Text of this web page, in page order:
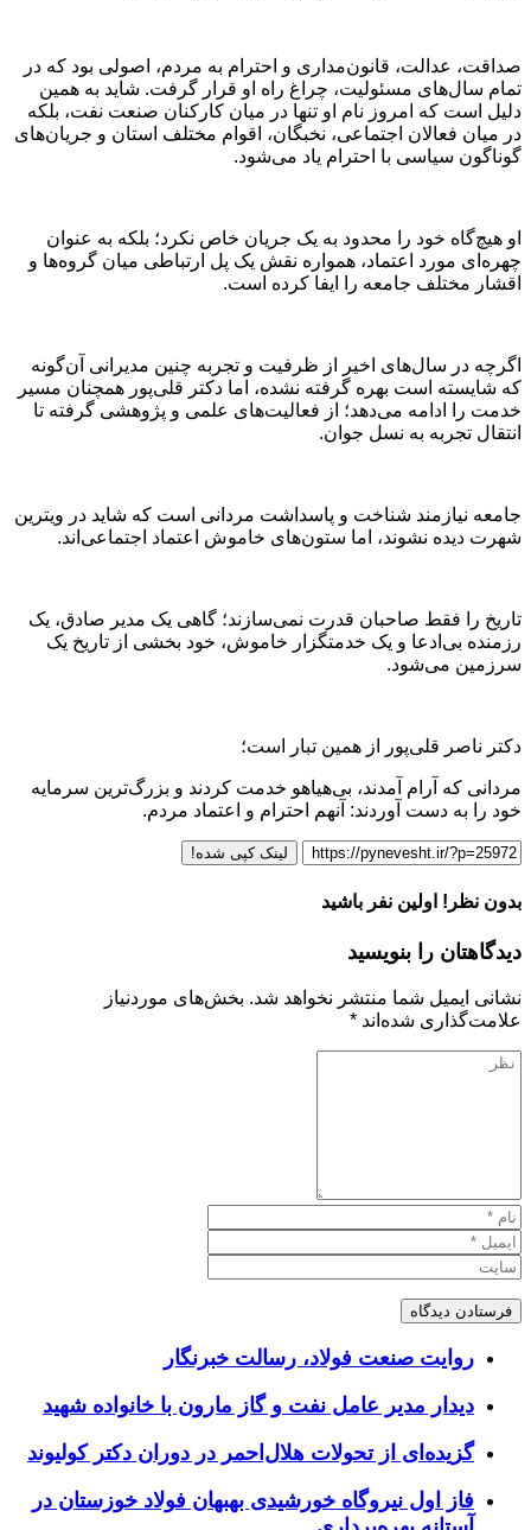
صداقت، عدالت، قانون‌مداری و احترام به مردم، اصولی بود که در
تمام سال‌های مسئولیت، چراغ راه او قرار گرفت. شاید به همین
دلیل است که امروز نام او تنها در میان کارکنان صنعت نفت، بلکه
در میان فعالان اجتماعی، نخبگان، اقوام مختلف استان و جریان‌های
گوناگون سیاسی با احترام یاد می‌شود.
او هیچ‌گاه خود را محدود به یک جریان خاص نکرد؛ بلکه به عنوان
چهره‌ای مورد اعتماد، همواره نقش یک پل ارتباطی میان گروه‌ها و
اقشار مختلف جامعه را ایفا کرده است.
اگرچه در سال‌های اخیر از ظرفیت و تجربه چنین مدیرانی آن‌گونه
که شایسته است بهره گرفته نشده، اما دکتر قلی‌پور همچنان مسیر
خدمت را ادامه می‌دهد؛ از فعالیت‌های علمی و پژوهشی گرفته تا
انتقال تجربه به نسل جوان.
جامعه نیازمند شناخت و پاسداشت مردانی است که شاید در ویترین
شهرت دیده نشوند، اما ستون‌های خاموش اعتماد اجتماعی‌اند.
تاریخ را فقط صاحبان قدرت نمی‌سازند؛ گاهی یک مدیر صادق، یک
رزمنده بی‌ادعا و یک خدمتگزار خاموش، خود بخشی از تاریخ یک
سرزمین می‌شود.
دکتر ناصر قلی‌پور از همین تبار است؛
مردانی که آرام آمدند، بی‌هیاهو خدمت کردند و بزرگ‌ترین سرمایه
خود را به دست آوردند: آنهم احترام و اعتماد مردم.
لینک کپی شده!
بدون نظر! اولین نفر باشید
دیدگاهتان را بنویسید
نشانی ایمیل شما منتشر نخواهد شد. بخش‌های موردنیاز
علامت‌گذاری شده‌اند *
روایت صنعت فولاد،‌ رسالت خبرنگار
دیدار مدیر عامل نفت و گاز مارون با خانواده شهید
گزیده‌ای از تحولات هلال‌احمر در دوران دکتر کولیوند
فاز اول نیروگاه خورشیدی بهبهان فولاد خوزستان در